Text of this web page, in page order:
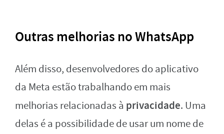
Outras melhorias no WhatsApp
Além disso, desenvolvedores do aplicativo
da Meta estão trabalhando em mais
melhorias relacionadas à privacidade. Uma
delas é a possibilidade de usar um nome de